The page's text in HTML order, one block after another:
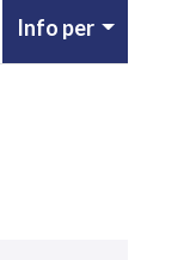
Info per